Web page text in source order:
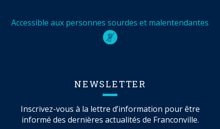
Accessible aux personnes sourdes et malentendantes
NEWSLETTER
Inscrivez-vous à la lettre d’information pour être
informé des dernières actualités de Franconville.